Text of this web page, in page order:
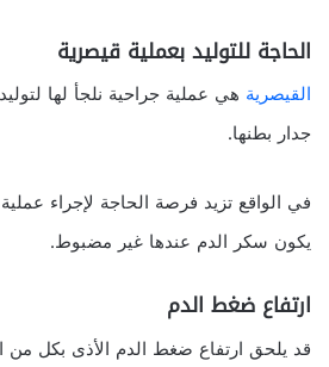
الحاجة للتوليد بعملية قيصرية
القيصرية هي عملية جراحية نلجأ لها
جدار بطنها.
في الواقع تزيد فرصة الحاجة لإجراء
يكون سكر الدم عندها غير مضبوط.
ارتفاع ضغط الدم
قد يلحق ارتفاع ضغط الدم الأذى بكل من